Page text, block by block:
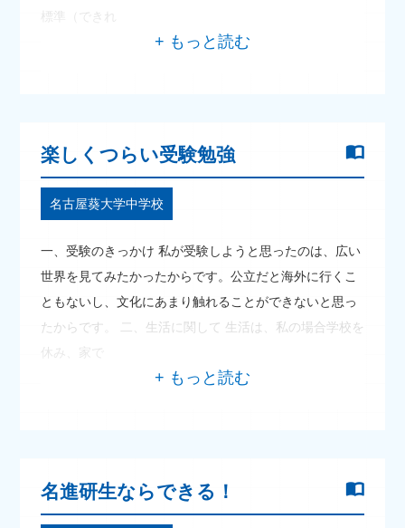
標準（できれ
楽しくつらい受験勉強
名古屋葵大学中学校
一、受験のきっかけ 私が受験しようと思ったのは、広い
世界を見てみたかったからです。公立だと海外に行くこ
ともないし、文化にあまり触れることができないと思っ
たからです。 二、生活に関して 生活は、私の場合学校を
休み、家で
名進研生ならできる！